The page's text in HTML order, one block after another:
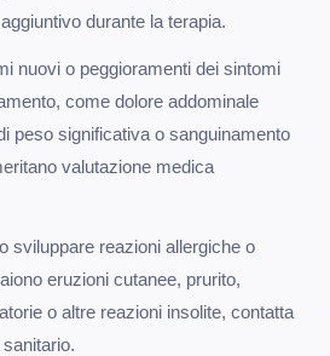
durante la terapia.
nuovi o peggioramenti dei sintomi
come dolore addominale
peso significativa o sanguinamento
valutazione medica
sviluppare reazioni allergiche o
eruzioni cutanee, prurito,
o altre reazioni insolite, contatta